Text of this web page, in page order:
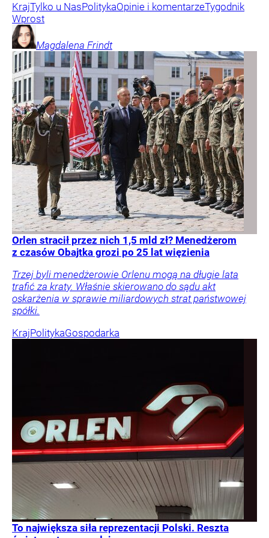
KrajTylko u NasPolitykaOpinie i komentarzeTygodnik
Wprost
Magdalena Frindt
Orlen stracił przez nich 1,5 mld zł? Menedżerom
z czasów Obajtka grozi po 25 lat więzienia
Trzej byli menedżerowie Orlenu mogą na długie lata
trafić za kraty. Właśnie skierowano do sądu akt
oskarżenia w sprawie miliardowych strat państwowej
spółki.
KrajPolitykaGospodarka
To największa siła reprezentacji Polski. Reszta